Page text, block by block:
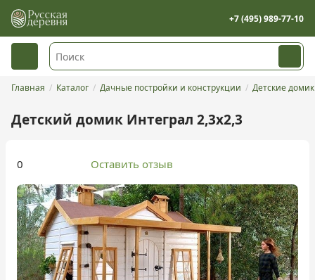
+7 (495) 989-77-10
Главная Каталог Дачные постройки и конструкции Детские
Детский домик Интеграл 2,3х2,3
0 Оставить отзыв